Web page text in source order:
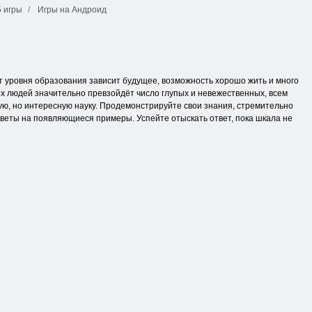
игры Игры на Андроид
образования зависит будущее, возможность хорошо жить и много
людей значительно превзойдёт число глупых и невежественных, всем
но интересную науку. Продемонстрируйте свои знания, стремительно
на появляющиеся примеры. Успейте отыскать ответ, пока шкала не